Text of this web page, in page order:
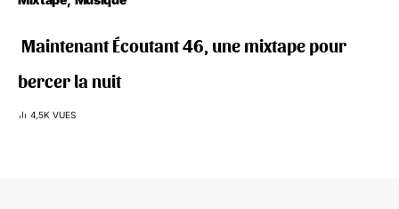
‍️ Maintenant Écoutant 46, une mixtape pour
bercer la nuit
4,5K VUES